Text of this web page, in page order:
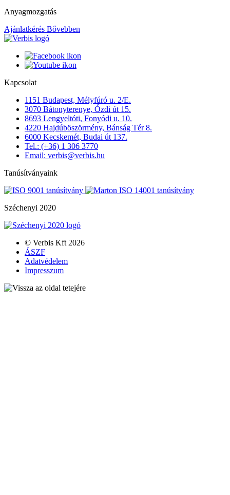
Anyagmozgatás
Ajánlatkérés Bővebben
Kapcsolat
1151 Budapest, Mélyfúró u. 2/E.
3070 Bátonyterenye, Ózdi út 15.
8693 Lengyeltóti, Fonyódi u. 10.
4220 Hajdúböszörmény, Bánság Tér 8.
6000 Kecskemét, Budai út 137.
Tel.: (+36) 1 306 3770
Email: verbis@verbis.hu
Tanúsítványaink
Széchenyi 2020
© Verbis Kft 2026
ÁSZF
Adatvédelem
Impresszum